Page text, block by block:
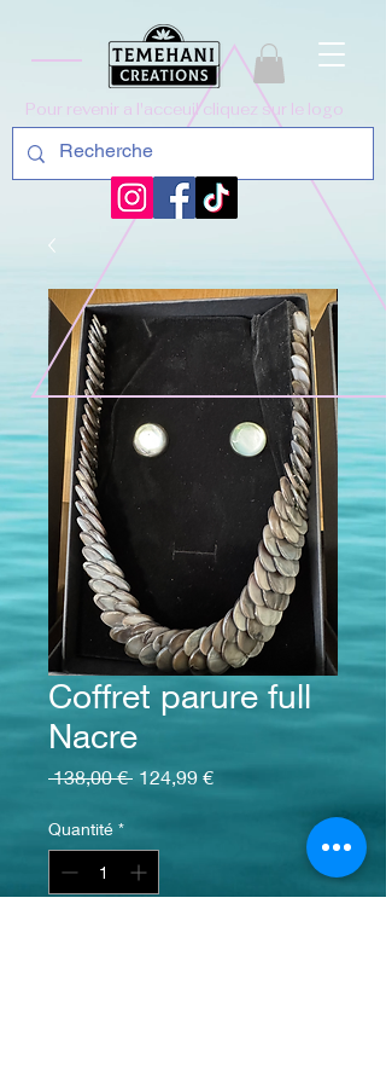
Pour revenir a l'acceuil cliquez sur le logo
Coffret parure full
Nacre
138,00 € Prix original
124,99 €Prix promotionnel
Quantité *